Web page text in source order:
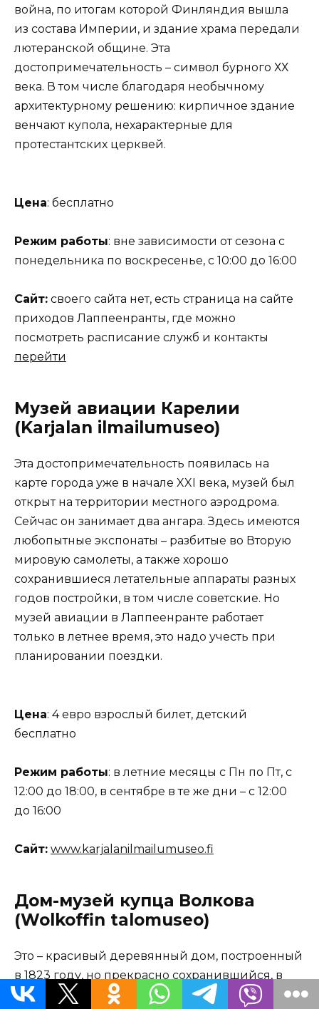
война, по итогам которой Финляндия вышла
из состава Империи, и здание храма передали
лютеранской общине. Эта
достопримечательность – символ бурного ХХ
века. В том числе благодаря необычному
архитектурному решению: кирпичное здание
венчают купола, нехарактерные для
протестантских церквей.
Цена: бесплатно
Режим работы: вне зависимости от сезона с
понедельника по воскресенье, с 10:00 до 16:00
Сайт: своего сайта нет, есть страница на сайте
приходов Лаппеенранты, где можно
посмотреть расписание служб и контакты
перейти
Музей авиации Карелии
(Karjalan ilmailumuseo)
Эта достопримечательность появилась на
карте города уже в начале XXI века, музей был
открыт на территории местного аэродрома.
Сейчас он занимает два ангара. Здесь имеются
любопытные экспонаты – разбитые во Вторую
мировую самолеты, а также хорошо
сохранившиеся летательные аппараты разных
годов постройки, в том числе советские. Но
музей авиации в Лаппеенранте работает
только в летнее время, это надо учесть при
планировании поездки.
Цена: 4 евро взрослый билет, детский
бесплатно
Режим работы: в летние месяцы с Пн по Пт, с
12:00 до 18:00, в сентябре в те же дни – с 12:00
до 16:00
Сайт: www.karjalanilmailumuseo.fi
Дом-музей купца Волкова
(Wolkoffin talomuseo)
Это – красивый деревянный дом, построенный
в 1823 году, но прекрасно сохранившийся, в
том числе и потому, что потомки первого